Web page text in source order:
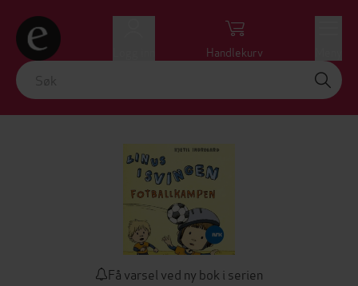
Handlekurv
Få varsel ved ny bok i serien